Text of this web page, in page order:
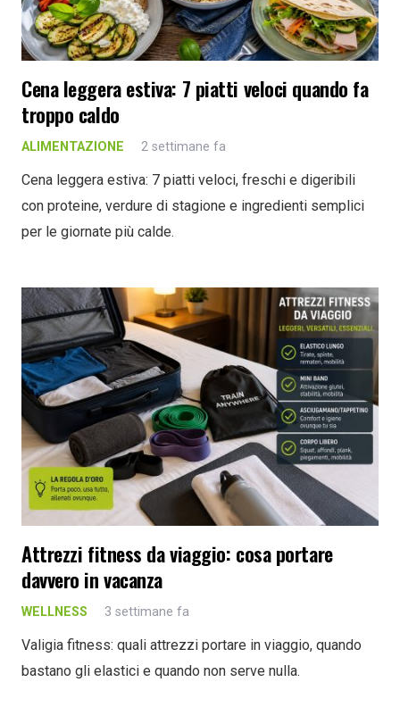
Cena leggera estiva: 7 piatti veloci quando fa
troppo caldo
ALIMENTAZIONE 2 settimane fa
Cena leggera estiva: 7 piatti veloci, freschi e digeribili
con proteine, verdure di stagione e ingredienti semplici
per le giornate più calde.
Attrezzi fitness da viaggio: cosa portare
davvero in vacanza
WELLNESS 3 settimane fa
Valigia fitness: quali attrezzi portare in viaggio, quando
bastano gli elastici e quando non serve nulla.